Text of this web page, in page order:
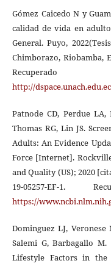
Gómez Caicedo N y
calidad de vida en
General. Puyo,
Chimborazo, Riobamba,
http://
Patnode CD, Perdue
Thomas RG, Lin JS.
Adults: An Evidence
Force [Internet].
and Quality (US); 2020
19-05257-EF-
https://
Dominguez LJ,
Salemi G, Barbagallo
Lifestyle Factors in